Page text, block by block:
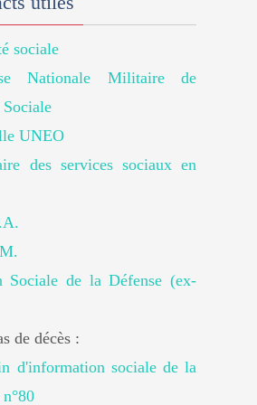
sociale
Nationale Militaire de
Sociale
UNEO
des services sociaux en
Sociale de la Défense (ex-
de décès :
d'information sociale de la